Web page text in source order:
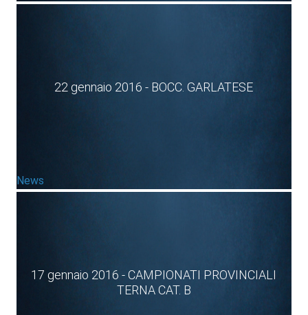
22 gennaio 2016 - BOCC. GARLATESE
News
17 gennaio 2016 - CAMPIONATI PROVINCIALI
TERNA CAT. B